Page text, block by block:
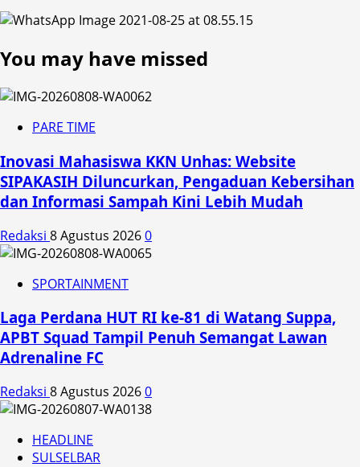
You may have missed
PARE TIME
Inovasi Mahasiswa KKN Unhas: Website
SIPAKASIH Diluncurkan, Pengaduan Kebersihan
dan Informasi Sampah Kini Lebih Mudah
Redaksi 8 Agustus 20260
SPORTAINMENT
Laga Perdana HUT RI ke-81 di Watang Suppa,
APBT Squad Tampil Penuh Semangat Lawan
Adrenaline FC
Redaksi 8 Agustus 20260
HEADLINE
SULSELBAR